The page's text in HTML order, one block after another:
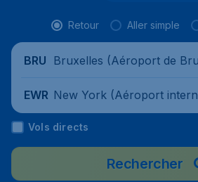
Retour Aller simple
BRU Bruxelles (Aéroport de
EWR New York (Aéroport
wark-Liberty), États-Unis
Vols directs
Rechercher